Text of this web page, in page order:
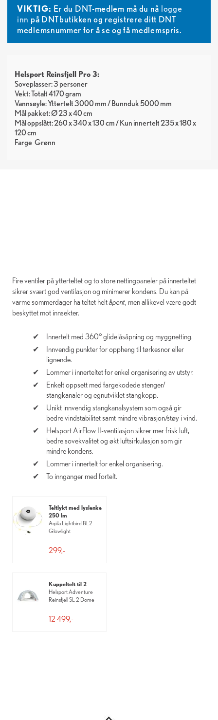
VIKTIG: Er du DNT-medlem må du nå logge
inn på DNTbutikken og registrere ditt DNT
medlemsnummer for å se og få medlemspris.
Helsport Reinsfjell Pro 3:
Soveplasser: 3 personer
Vekt: Totalt 4170 gram
Vannsøyle: Yttertelt 3000 mm / Bunnduk 5000 mm
Mål pakket: Ø 23 x 40 cm
Mål oppslått: 260 x 340 x 130 cm / Kun innertelt 235 x 180 x
120 cm
Farge Grønn
Fire ventiler på ytterteltet og to store nettingpaneler på innerteltet
sikrer svært god ventilasjon og minimerer kondens. Du kan på
varme sommerdager ha teltet heltåpent, men allikevel være godt
beskyttet mot innsekter.
Innertelt med 360° glidelåsåpning og myggnetting.
Innvendig punkter for oppheng til tørkesnor eller
lignende.
Lommer i innerteltet for enkel organisering av utstyr.
Enkelt oppsett med fargekodede stenger/
stangkanaler og egnutviklet stangkopp.
Unikt innvendig stangkanalsystem som også gir
bedre vindstabilitet samt mindre vibrasjon/støy i vind.
Helsport AirFlow II-ventilasjon sikrer mer frisk luft,
bedre sovekvalitet og økt luftsirkulasjon som gir
mindre kondens.
Lommer i innertelt for enkel organisering.
To innganger med fortelt.
Teltlykt med lyslenke
250 lm
Aqiila Lightbird BL2
Glowlight
299,-
Kuppeltelt til 2
Helsport Adventure
Reinsfjell SL 2 Dome
12 499,-